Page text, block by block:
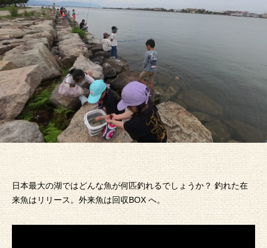
日本最大の湖ではどんな魚が何匹釣れるでしょうか？ 釣れた在
来魚はリリース。外来魚は回収BOX へ。